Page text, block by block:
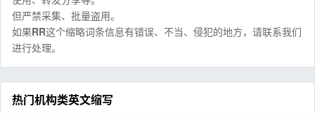
但严禁采集、批量盗用。
如果RR这个缩略词条信息有错误、不当、侵犯的地方，请联系我们
进行处理。
热门机构类英文缩写